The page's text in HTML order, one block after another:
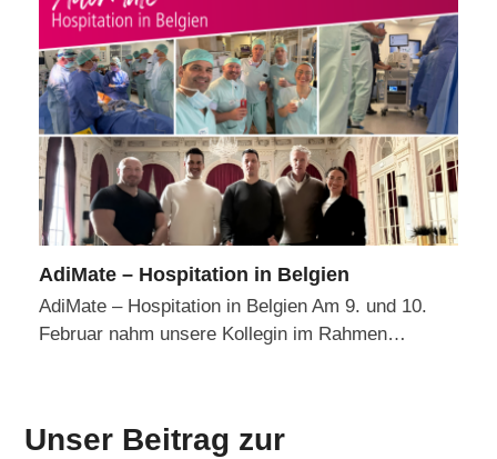
AdiMate – Hospitation in Belgien
AdiMate – Hospitation in Belgien Am 9. und 10.
Februar nahm unsere Kollegin im Rahmen…
Unser Beitrag zur